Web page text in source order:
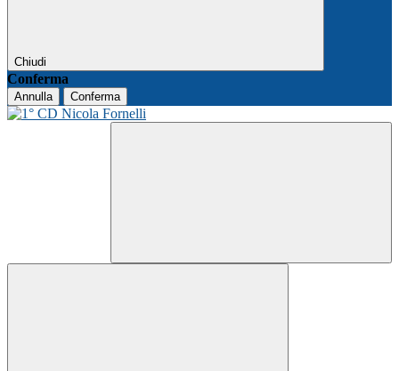
Chiudi
Conferma
Annulla Conferma